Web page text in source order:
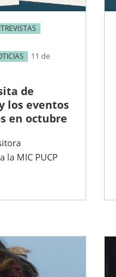
11 de
de
los eventos
en octubre
la MIC PUCP